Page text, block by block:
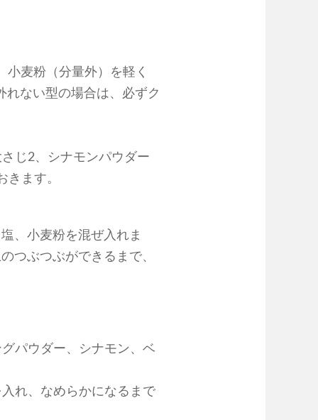
麦粉（分量外）を軽く
ない型の場合は、必ずク
じ2、シナモンパウダー
ます。
、小麦粉を混ぜ入れま
つぶつぶができるまで、
パウダー、シナモン、ベ
れ、なめらかになるまで